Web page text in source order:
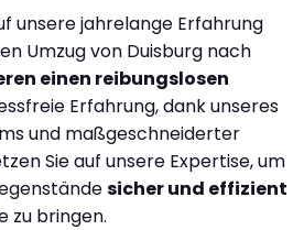
unsere jahrelange Erfahrung
Umzug von Duisburg nach
einen reibungslosen
Erfahrung, dank unseres
und maßgeschneiderter
Sie auf unsere Expertise, um
sicher und effizient
zu bringen.